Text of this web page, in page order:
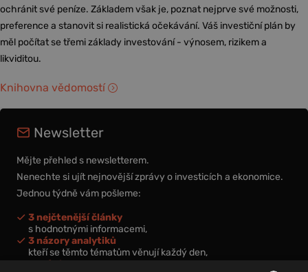
ochránit své peníze. Základem však je, poznat nejprve své možnosti,
preference a stanovit si realistická očekávání. Váš investiční plán by
měl počítat se třemi základy investování - výnosem, rizikem a
likviditou.
Knihovna vědomostí
Newsletter
Mějte přehled s newsletterem.
Nenechte si ujít nejnovější zprávy o investicích a ekonomice.
Jednou týdně vám pošleme:
3 nejčtenější články
s hodnotnými informacemi,
3 názory analytiků
kteří se těmto tématům věnují každý den,
nová videa a podcasty